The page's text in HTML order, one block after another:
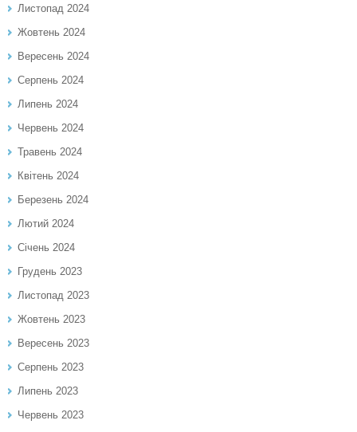
Листопад 2024
Жовтень 2024
Вересень 2024
Серпень 2024
Липень 2024
Червень 2024
Травень 2024
Квітень 2024
Березень 2024
Лютий 2024
Січень 2024
Грудень 2023
Листопад 2023
Жовтень 2023
Вересень 2023
Серпень 2023
Липень 2023
Червень 2023